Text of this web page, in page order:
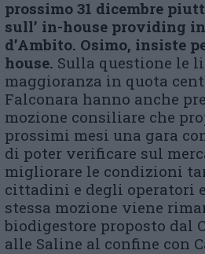
prossimo 31 dicembre
sull’ in-house providing
d’Ambito. Osimo, insiste
house. Sulla questione le
maggioranza in quota
Falconara hanno anche
mozione consiliare che
prossimi mesi una gara
di poter verificare sul
migliorare le condizioni
cittadini e degli operatori
stessa mozione viene
biodigestore proposto dal
alle Saline al confine con